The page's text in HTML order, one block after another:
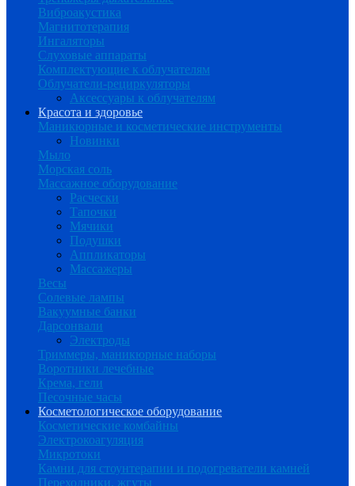
Виброакустика
Магнитотерапия
Ингаляторы
Слуховые аппараты
Комплектующие к облучателям
Облучатели-рециркуляторы
Аксессуары к облучателям
Красота и здоровье
Маникюрные и косметические инструменты
Новинки
Мыло
Морская соль
Массажное оборудование
Расчески
Тапочки
Мячики
Подушки
Аппликаторы
Массажеры
Весы
Солевые лампы
Вакуумные банки
Дарсонвали
Электроды
Триммеры, маникюрные наборы
Воротники лечебные
Крема, гели
Песочные часы
Косметологическое оборудование
Косметические комбайны
Электрокоагуляция
Микротоки
Камни для стоунтерапии и подогреватели камней
Переходники, жгуты